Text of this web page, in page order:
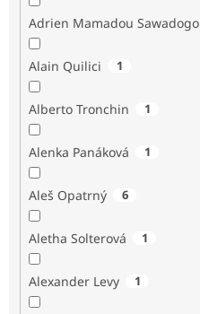
Adrien Mamadou Sawadogo
Alain Quilici 1
Alberto Tronchin 1
Alenka Panáková 1
Aleš Opatrný 6
Aletha Solterová 1
Alexander Levy 1